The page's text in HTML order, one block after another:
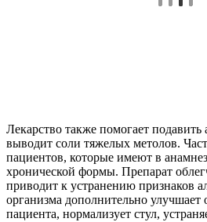
Лекарство также помогает подавить
выводит соли тяжелых метолов.
пациентов, которые имеют в
хронической формы. Препарат
приводит к устранению признаков
организма дополнительно улучшает
пациента, нормализует стул,